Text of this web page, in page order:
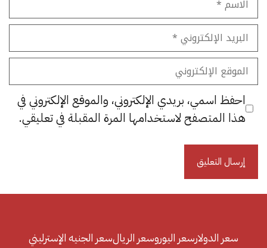
البريد
الإلكتروني
الموقع
الإلكتروني
احفظ اسمي، بريدي الإلكتروني، والموقع الإلكتروني في
هذا المتصفح لاستخدامها المرة المقبلة في تعليقي.
سعر الدولارسعر اليوروسعر الريالسعر الجنيه الإسترليني